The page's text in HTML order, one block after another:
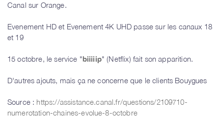
Canal sur Orange.
Evenement HD et Evenement 4K UHD passe sur les canaux 18
et 19
15 octobre, le service "biiiiip" (Netflix) fait son apparition.
D'autres ajouts, mais ça ne concerne que le clients Bouygues
Source : https://assistance.canal.fr/questions/2109710-
numerotation-chaines-evolue-8-octobre